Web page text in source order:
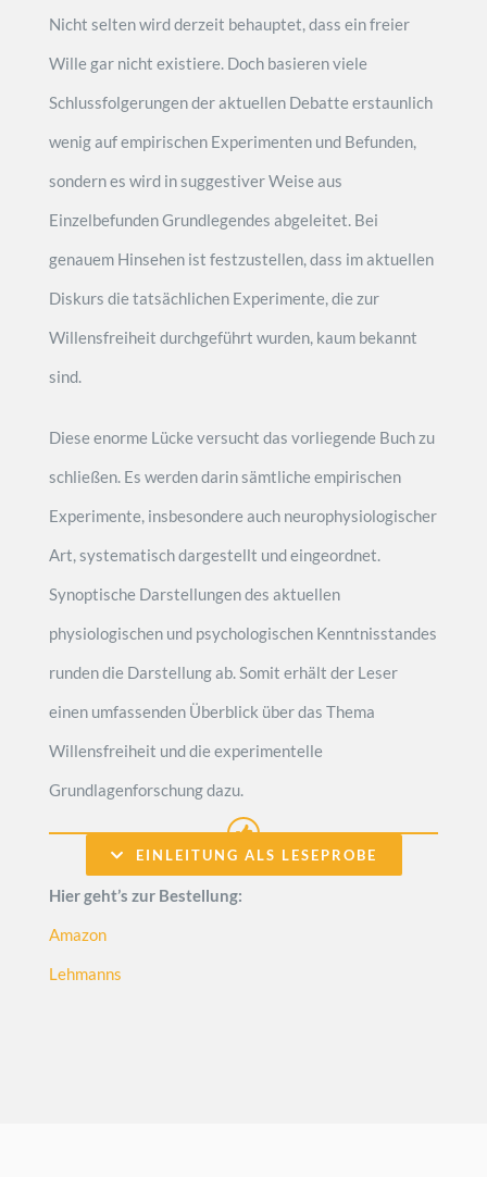
Nicht selten wird derzeit behauptet, dass ein freier
Wille gar nicht existiere. Doch basieren viele
Schlussfolgerungen der aktuellen Debatte erstaunlich
wenig auf empirischen Experimenten und Befunden,
sondern es wird in suggestiver Weise aus
Einzelbefunden Grundlegendes abgeleitet. Bei
genauem Hinsehen ist festzustellen, dass im aktuellen
Diskurs die tatsächlichen Experimente, die zur
Willensfreiheit durchgeführt wurden, kaum bekannt
sind.
Diese enorme Lücke versucht das vorliegende Buch zu
schließen. Es werden darin sämtliche empirischen
Experimente, insbesondere auch neurophysiologischer
Art, systematisch dargestellt und eingeordnet.
Synoptische Darstellungen des aktuellen
physiologischen und psychologischen Kenntnisstandes
runden die Darstellung ab. Somit erhält der Leser
einen umfassenden Überblick über das Thema
Willensfreiheit und die experimentelle
Grundlagenforschung dazu.
EINLEITUNG ALS LESEPROBE
Hier geht’s zur Bestellung:
Amazon
Lehmanns